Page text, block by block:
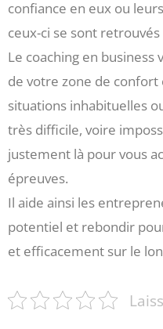
confiance en eux ou
ceux-ci se sont retrouvés
Le coaching en
de votre zone de
situations inhabituelles
très difficile, voire
justement là pour vous
épreuves.
Il aide ainsi les
potentiel et rebondir
et efficacement sur le